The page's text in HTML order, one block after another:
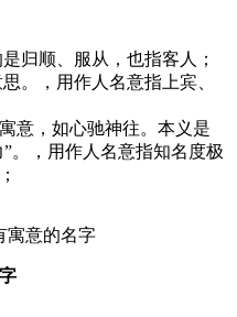
归顺、服从，也指客人；
。，用作人名意指上宾、
意，如心驰神往。本义是
。，用作人名意指知名度极